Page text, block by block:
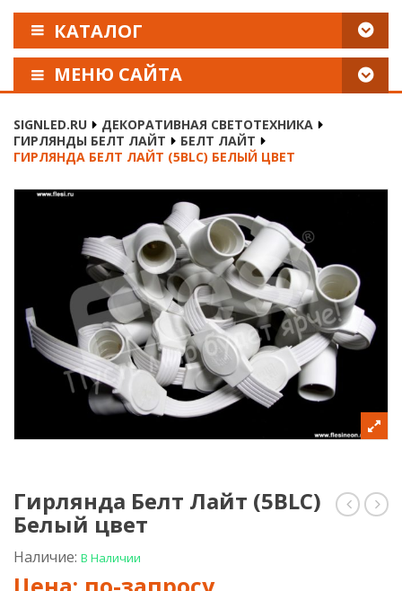
КАТАЛОГ
МЕНЮ САЙТА
ОПЛАТА И ДОСТАВКА
НАШИ РЕКВИЗИТЫ
SIGNLED.RU
ДЕКОРАТИВНАЯ СВЕТОТЕХНИКА
ГИРЛЯНДЫ БЕЛТ ЛАЙТ
БЕЛТ ЛАЙТ
ГИРЛЯНДА БЕЛТ ЛАЙТ (5BLС) БЕЛЫЙ ЦВЕТ
БелтБелт
Гирлянда Белт Лайт (5BLС)
Белый цвет
Наличие: В Наличии